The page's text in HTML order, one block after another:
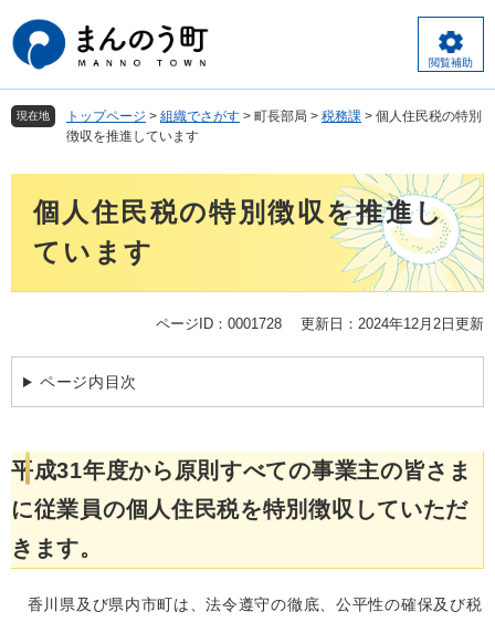
ー
ジ
先
頭
す
ニ
ュ
を
飛
し
閲覧補助
現在地 トップページ > 組織でさがす > 町長部局 > 税務課 > 個人住民税の特別
徴収を推進しています
個人住民税の特別徴収を推進し
ています
ページID：0001728 更新日：2024年12月2日更新
ページ内目次
平成31年度から原則すべての事業主の皆さま
に従業員の個人住民税を特別徴収していただ
きます。
香川県及び県内市町は、法令遵守の徹底、公平性の確保及び税